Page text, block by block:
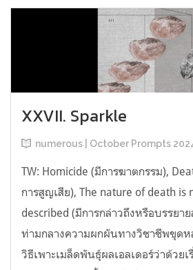
XXVII. Sparkle
numerous | October Prompts
TW: Homicide (มีการฆาตกรรม),
การสูญเสีย), The nature of death is
described (มีการกล่าวถึงหรือบรรยา
ท่ามกลางความผกผันทางวิชาชีพขุดห
วิธีเพาะเมล็ดพันธุ์ผลเอลเดอร์ว่าด้วยเ